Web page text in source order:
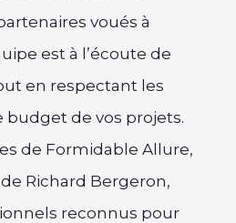
voués à
est à l’écoute de
en respectant les
budget de vos projets.
de Formidable Allure,
Richard Bergeron,
reconnus pour